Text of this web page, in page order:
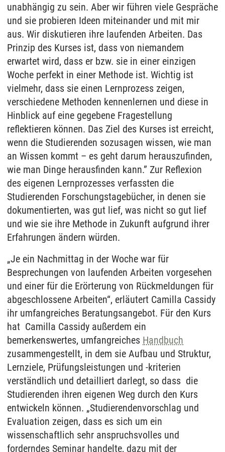
unabhängig zu sein. Aber wir führen viele Gespräche
und sie probieren Ideen miteinander und mit mir
aus. Wir diskutieren ihre laufenden Arbeiten. Das
Prinzip des Kurses ist, dass von niemandem
erwartet wird, dass er bzw. sie in einer einzigen
Woche perfekt in einer Methode ist. Wichtig ist
vielmehr, dass sie einen Lernprozess zeigen,
verschiedene Methoden kennenlernen und diese in
Hinblick auf eine gegebene Fragestellung
reflektieren können. Das Ziel des Kurses ist erreicht,
wenn die Studierenden sozusagen wissen, wie man
an Wissen kommt – es geht darum herauszufinden,
wie man Dinge herausfinden kann.” Zur Reflexion
des eigenen Lernprozesses verfassten die
Studierenden Forschungstagebücher, in denen sie
dokumentierten, was gut lief, was nicht so gut lief
und wie sie ihre Methode in Zukunft aufgrund ihrer
Erfahrungen ändern würden.
„Je ein Nachmittag in der Woche war für
Besprechungen von laufenden Arbeiten vorgesehen
und einer für die Erörterung von Rückmeldungen für
abgeschlossene Arbeiten“, erläutert Camilla Cassidy
ihr umfangreiches Beratungsangebot. Für den Kurs
hat Camilla Cassidy außerdem ein
bemerkenswertes, umfangreiches Handbuch
zusammengestellt, in dem sie Aufbau und Struktur,
Lernziele, Prüfungsleistungen und -kriterien
verständlich und detailliert darlegt, so dass die
Studierenden ihren eigenen Weg durch den Kurs
entwickeln können. „Studierendenvorschlag und
Evaluation zeigen, dass es sich um ein
wissenschaftlich sehr anspruchsvolles und
forderndes Seminar handelte, dazu mit der